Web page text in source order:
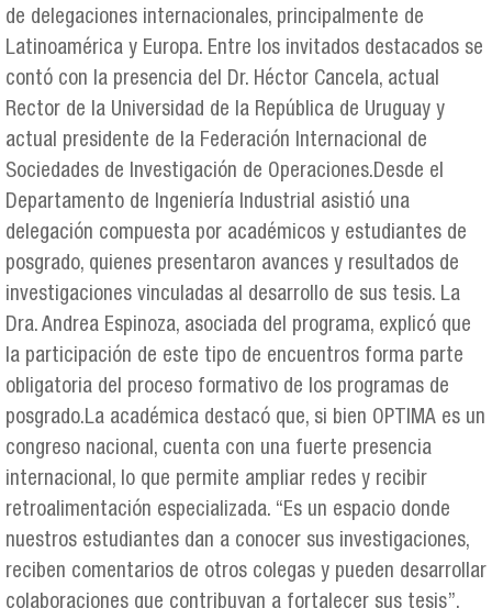
de delegaciones internacionales, principalmente de
Latinoamérica y Europa. Entre los invitados destacados se
contó con la presencia del Dr. Héctor Cancela, actual
Rector de la Universidad de la República de Uruguay y
actual presidente de la Federación Internacional de
Sociedades de Investigación de Operaciones.Desde el
Departamento de Ingeniería Industrial asistió una
delegación compuesta por académicos y estudiantes de
posgrado, quienes presentaron avances y resultados de
investigaciones vinculadas al desarrollo de sus tesis. La
Dra. Andrea Espinoza, asociada del programa, explicó que
la participación de este tipo de encuentros forma parte
obligatoria del proceso formativo de los programas de
posgrado.La académica destacó que, si bien OPTIMA es un
congreso nacional, cuenta con una fuerte presencia
internacional, lo que permite ampliar redes y recibir
retroalimentación especializada. “Es un espacio donde
nuestros estudiantes dan a conocer sus investigaciones,
reciben comentarios de otros colegas y pueden desarrollar
colaboraciones que contribuyan a fortalecer sus tesis”,